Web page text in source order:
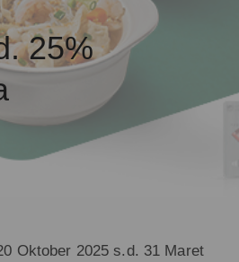
25%
Oktober 2025 s.d. 31 Maret